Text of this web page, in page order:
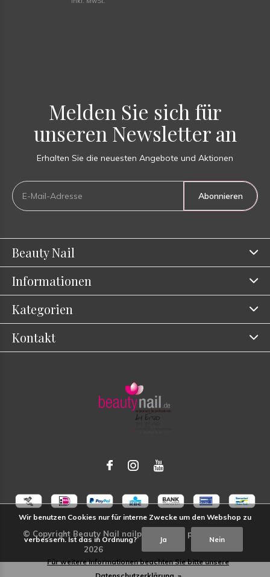
Melden Sie sich für
unseren Newsletter an
Erhalten Sie die neuesten Angebote und Aktionen
Abonnieren
Beauty Nail
Informationen
Kategorien
Kontakt
Wir benutzen Cookies nur für interne Zwecke um den Webshop zu
verbessern. Ist das in Ordnung? Ja Nein
Für weitere Informationen beachten Sie bitte unsere